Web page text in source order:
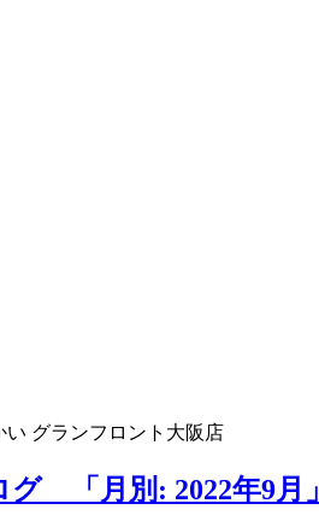
い グランフロント大阪店
「月別: 2022年9月」